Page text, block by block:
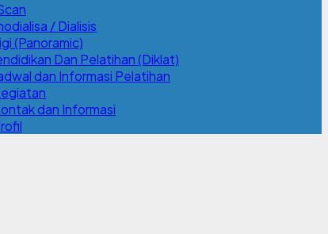
/ Dialisis
(Panoramic)
Dan Pelatihan (Diklat)
dan Informasi Pelatihan
dan Informasi